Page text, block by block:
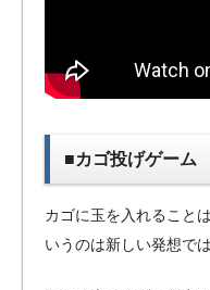
■カゴ投げゲーム
カゴに玉を入れること
いうのは新しい発想で